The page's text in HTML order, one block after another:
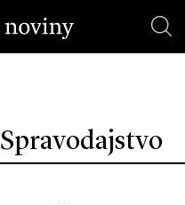
Spravodajstvo